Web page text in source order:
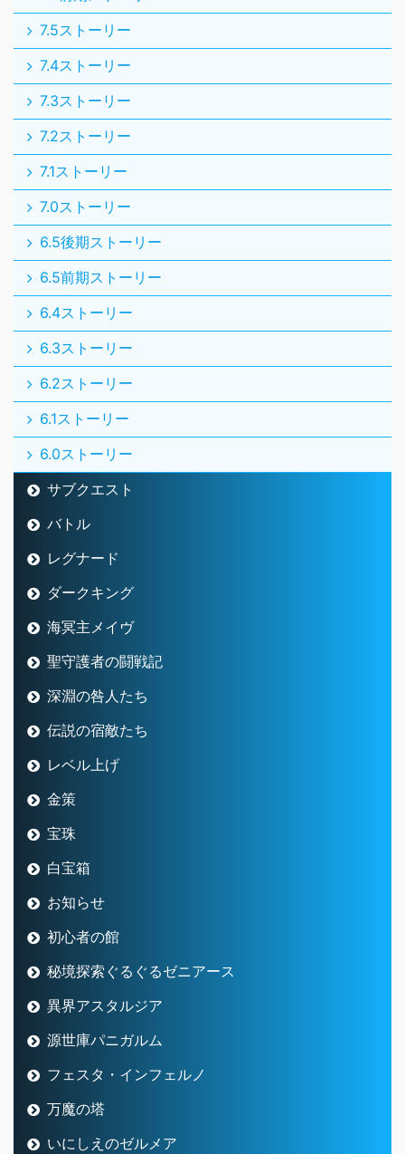
7.5ストーリー
7.4ストーリー
7.3ストーリー
7.2ストーリー
7.1ストーリー
7.0ストーリー
6.5後期ストーリー
6.5前期ストーリー
6.4ストーリー
6.3ストーリー
6.2ストーリー
6.1ストーリー
6.0ストーリー
サブクエスト
バトル
レグナード
ダークキング
海冥主メイヴ
聖守護者の闘戦記
深淵の咎人たち
伝説の宿敵たち
レベル上げ
金策
宝珠
白宝箱
お知らせ
初心者の館
秘境探索ぐるぐるゼニアース
異界アスタルジア
源世庫パニガルム
フェスタ・インフェルノ
万魔の塔
いにしえのゼルメア